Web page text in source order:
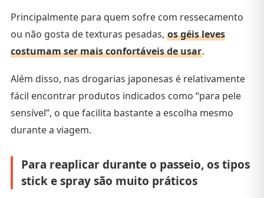
Principalmente para quem sofre com ressecamento
ou não gosta de texturas pesadas, os géis leves
costumam ser mais confortáveis de usar.
Além disso, nas drogarias japonesas é relativamente
fácil encontrar produtos indicados como “para pele
sensível”, o que facilita bastante a escolha mesmo
durante a viagem.
Para reaplicar durante o passeio, os tipos
stick e spray são muito práticos